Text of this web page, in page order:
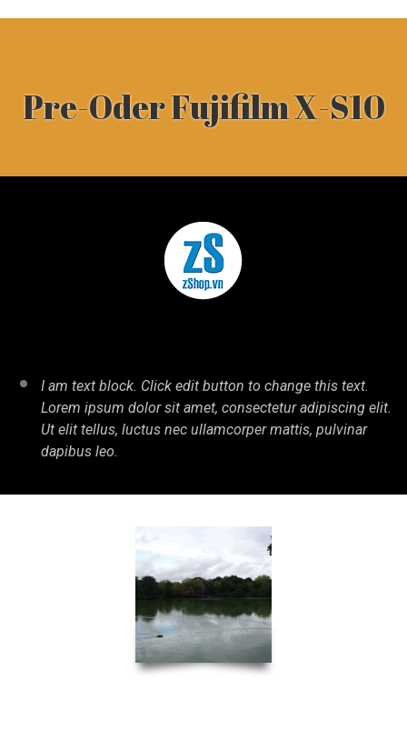
Pre-Oder Fujifilm X-S10
I am text block. Click edit button to change this text.
Lorem ipsum dolor sit amet, consectetur adipiscing elit.
Ut elit tellus, luctus nec ullamcorper mattis, pulvinar
dapibus leo.